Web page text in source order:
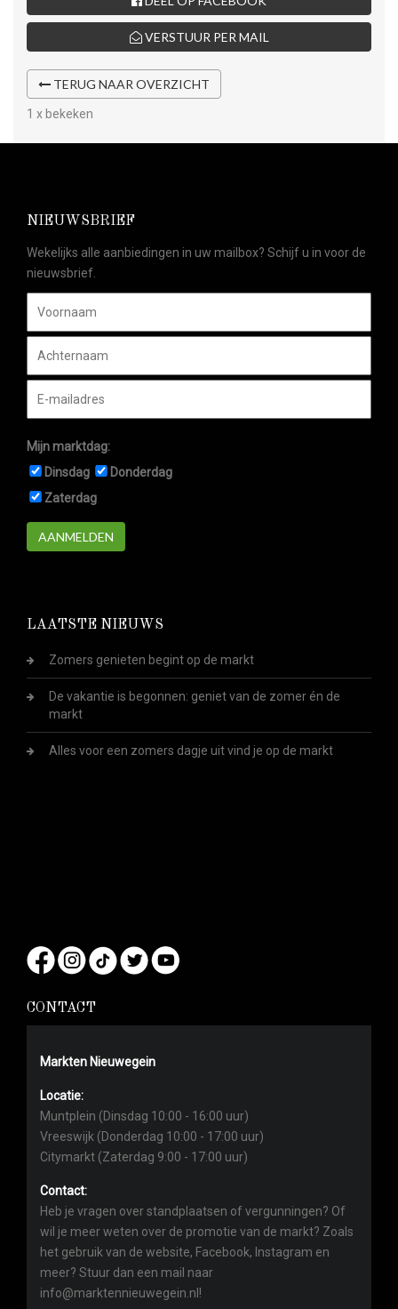
VERSTUUR PER MAIL
TERUG NAAR OVERZICHT
1 x bekeken
NIEUWSBRIEF
Wekelijks alle aanbiedingen in uw mailbox? Schijf u in voor de
nieuwsbrief.
Mijn marktdag:
Dinsdag
Donderdag
Zaterdag
AANMELDEN
LAATSTE NIEUWS
Zomers genieten begint op de markt
De vakantie is begonnen: geniet van de zomer én de
markt
Alles voor een zomers dagje uit vind je op de markt
CONTACT
Markten Nieuwegein
Locatie:
Muntplein (Dinsdag 10:00 - 16:00 uur)
Vreeswijk (Donderdag 10:00 - 17:00 uur)
Citymarkt (Zaterdag 9:00 - 17:00 uur)
Contact:
Heb je vragen over standplaatsen of vergunningen? Of
wil je meer weten over de promotie van de markt? Zoals
het gebruik van de website, Facebook, Instagram en
meer? Stuur dan een mail naar
info@marktennieuwegein.nl!